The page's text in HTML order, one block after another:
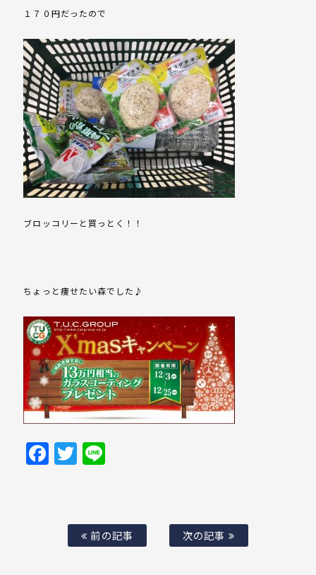
１７０円だったので
ブロッコリーと買っとく！！
ちょっと痩せたい森でした♪
Facebook
Twitter
前の記事 次の記事